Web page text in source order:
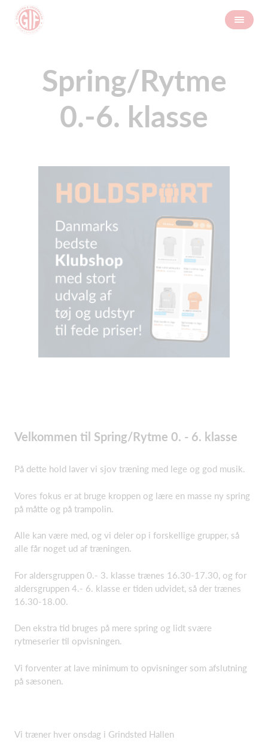
Spring/Rytme
0.-6. klasse
Velkommen til Spring/Rytme 0. - 6. klasse
På dette hold laver vi sjov træning med lege og god musik.
Vores fokus er at bruge kroppen og lære en masse ny spring
på måtte og på trampolin.
Alle kan være med, og vi deler op i forskellige grupper, så
alle får noget ud af træningen.
For aldersgruppen 0.- 3. klasse trænes 16.30-17.30, og for
aldersgruppen 4.- 6. klasse er tiden udvidet, så der trænes
16.30-18.00.
Den ekstra tid bruges på mere spring og lidt svære
rytmeserier til opvisningen.
Vi forventer at lave minimum to opvisninger som afslutning
på sæsonen.
Vi træner hver onsdag i Grindsted Hallen